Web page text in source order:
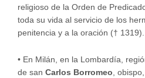
religioso de la Orden de
toda su vida al servicio de los
penitencia y a la oración († 1319).
• En Milán, en la Lombardía,
de san Carlos Borromeo,